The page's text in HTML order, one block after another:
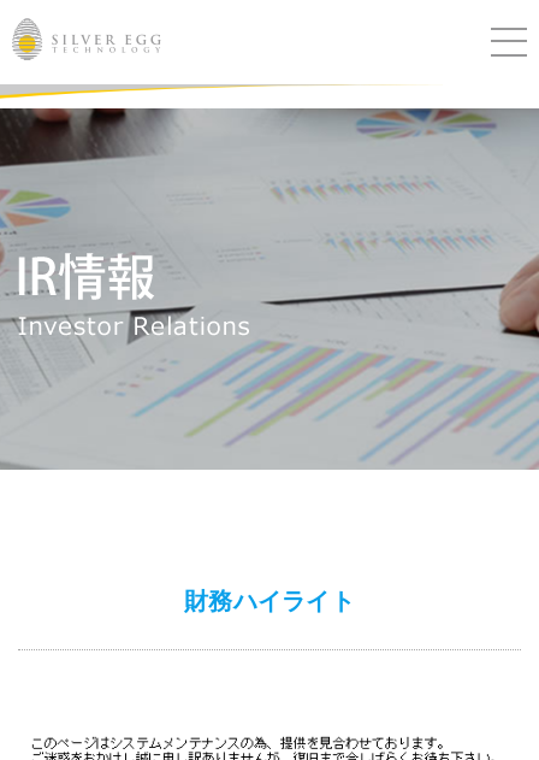
サービス
課題別ソリューション
導入事例
ブログ
セミナー
財務ハイライト